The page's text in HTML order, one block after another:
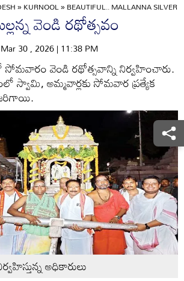
»KURNOOL»BEAUTIFUL.. MALLANNA SILVER
వెండి రథోత్సవం
30 , 2026 | 11:38 PM
సోమవారం వెండి రథోత్సవాన్ని నిర్వహించారు.
స్వామి, అమ్మవార్లకు సోమవార ప్రత్యేక
జరిగాయి.
అధికారులు